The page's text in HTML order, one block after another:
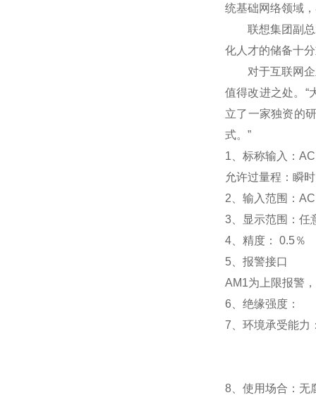
统基础网络领域
联想集团副总裁
化人才的储备十
对于互联网企业
值得改进之处。“
立了一家独资的
式。”
1 、标称输入：
允许过量程：瞬
2 、输入范围：
3
显示范围： 任
4 、精度： 0.5％
5
报警接口
AM1为上限报警
6
绝缘强度：
7
环境承受
8 、使用场合：